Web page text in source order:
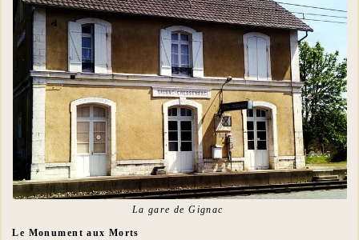
La gare de Gignac
Le Monument aux Morts